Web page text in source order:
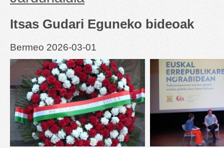
Itsas Gudari Eguneko bideoak
Bermeo 2026-03-01